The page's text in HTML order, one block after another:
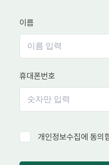
이름
휴대폰번호
개인정보수집에 동의